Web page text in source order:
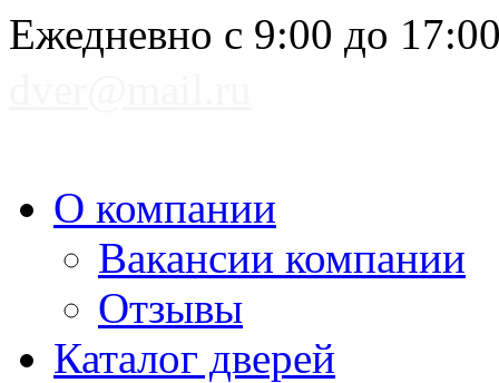
Ежедневно с 9:00 до
О компании
Вакансии компании
Отзывы
Каталог дверей